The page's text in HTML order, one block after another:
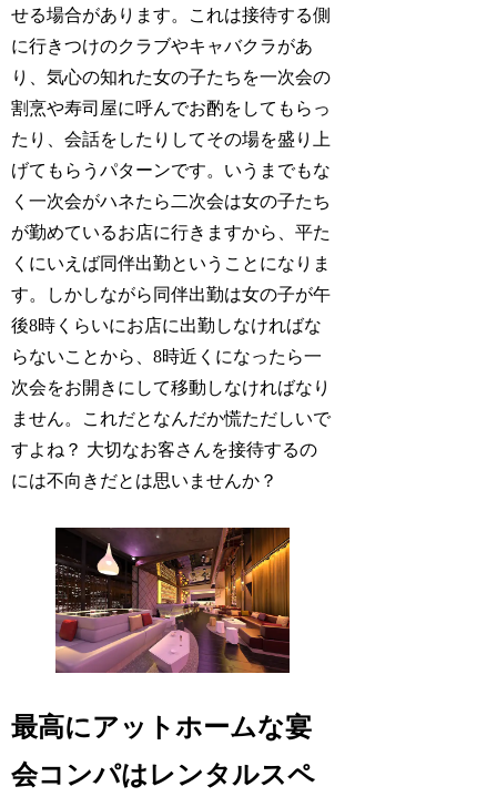
せる場合があります。これは接待する側
に行きつけのクラブやキャバクラがあ
り、気心の知れた女の子たちを一次会の
割烹や寿司屋に呼んでお酌をしてもらっ
たり、会話をしたりしてその場を盛り上
げてもらうパターンです。いうまでもな
く一次会がハネたら二次会は女の子たち
が勤めているお店に行きますから、平た
くにいえば同伴出勤ということになりま
す。しかしながら同伴出勤は女の子が午
後8時くらいにお店に出勤しなければな
らないことから、8時近くになったら一
次会をお開きにして移動しなければなり
ません。これだとなんだか慌ただしいで
すよね？ 大切なお客さんを接待するの
には不向きだとは思いませんか？
最高にアットホームな宴
会コンパはレンタルスペ